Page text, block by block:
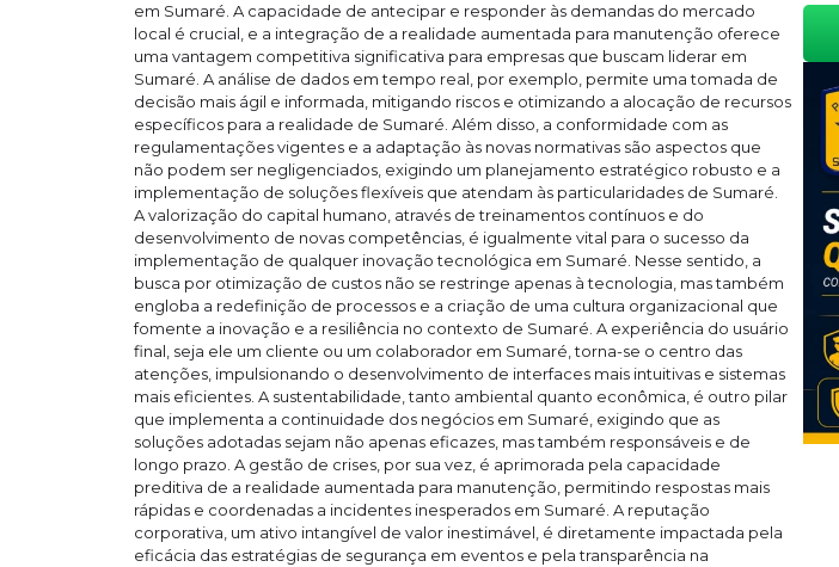
em Sumaré. A capacidade de antecipar e responder às demandas do mercado
local é crucial, e a integração de a realidade aumentada para manutenção oferece
uma vantagem competitiva significativa para empresas que buscam liderar em
Sumaré. A análise de dados em tempo real, por exemplo, permite uma tomada de
decisão mais ágil e informada, mitigando riscos e otimizando a alocação de recursos
específicos para a realidade de Sumaré. Além disso, a conformidade com as
regulamentações vigentes e a adaptação às novas normativas são aspectos que
não podem ser negligenciados, exigindo um planejamento estratégico robusto e a
implementação de soluções flexíveis que atendam às particularidades de Sumaré.
A valorização do capital humano, através de treinamentos contínuos e do
desenvolvimento de novas competências, é igualmente vital para o sucesso da
implementação de qualquer inovação tecnológica em Sumaré. Nesse sentido, a
busca por otimização de custos não se restringe apenas à tecnologia, mas também
engloba a redefinição de processos e a criação de uma cultura organizacional que
fomente a inovação e a resiliência no contexto de Sumaré. A experiência do usuário
final, seja ele um cliente ou um colaborador em Sumaré, torna-se o centro das
atenções, impulsionando o desenvolvimento de interfaces mais intuitivas e sistemas
mais eficientes. A sustentabilidade, tanto ambiental quanto econômica, é outro pilar
que implementa a continuidade dos negócios em Sumaré, exigindo que as
soluções adotadas sejam não apenas eficazes, mas também responsáveis e de
longo prazo. A gestão de crises, por sua vez, é aprimorada pela capacidade
preditiva de a realidade aumentada para manutenção, permitindo respostas mais
rápidas e coordenadas a incidentes inesperados em Sumaré. A reputação
corporativa, um ativo intangível de valor inestimável, é diretamente impactada pela
eficácia das estratégias de segurança em eventos e pela transparência na